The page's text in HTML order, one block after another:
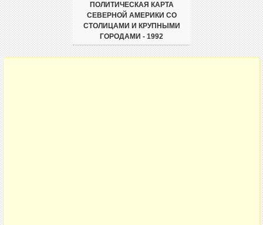
ПОЛИТИЧЕСКАЯ КАРТА
СЕВЕРНОЙ АМЕРИКИ СО
СТОЛИЦАМИ И КРУПНЫМИ
ГОРОДАМИ - 1992